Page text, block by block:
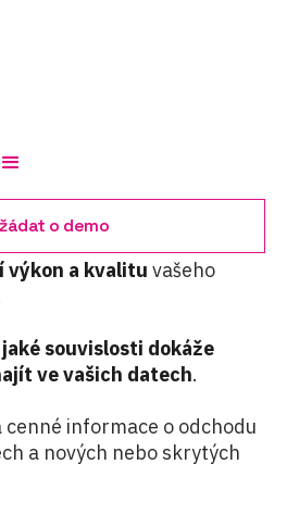
o demo
výkon a kvalitu vašeho
jaké souvislosti dokáže
ve vašich datech.
cenné informace o odchodu
a nových nebo skrytých